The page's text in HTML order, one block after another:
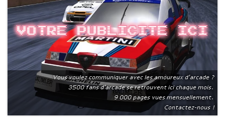
Votre publicite ici
Vous voulez communiquer avec les amoureux d'arcade ?
3500 fans d'arcade se retrouvent ici chaque mois.
9 000 pages vues mensuellement.
Contactez-nous !